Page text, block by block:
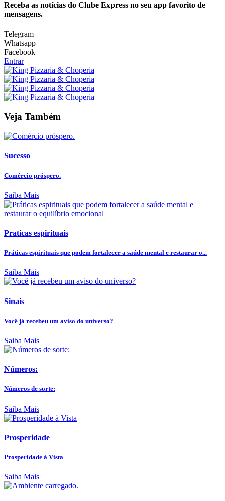
Receba as notícias do Clube Express no seu app favorito de
mensagens.
Telegram
Whatsapp
Facebook
Entrar
Veja Também
Sucesso
Comércio próspero.
Saiba Mais
Praticas espirituais
Práticas espirituais que podem fortalecer a saúde mental e restaurar o...
Saiba Mais
Sinais
Você já recebeu um aviso do universo?
Saiba Mais
Números:
Números de sorte:
Saiba Mais
Prosperidade
Prosperidade à Vista
Saiba Mais